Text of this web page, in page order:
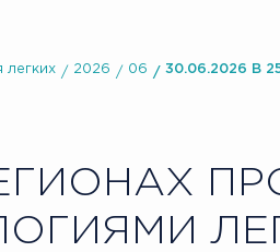
легких 2026 06 30.06.2026 В